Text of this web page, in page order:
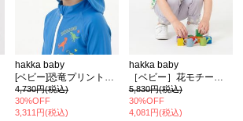
hakka baby
[ベビー]恐竜プリントスイムキャップ(UVカット/日よけ付き)
4,730円(税込)
30%OFF
3,311円(税込)
hakka baby
［ベビー］花モチーフ日よけ付きキャップ(UVカット)(保冷剤入れポケット付き)
5,830円(税込)
30%OFF
4,081円(税込)